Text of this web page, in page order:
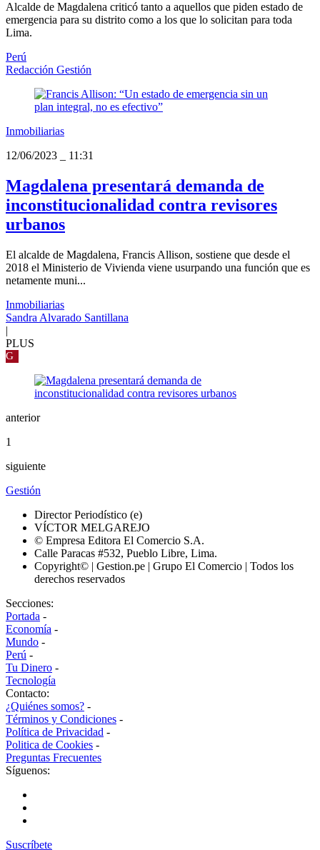
Alcalde de Magdalena criticó tanto a aquellos que piden estado de
emergencia para su distrito como a los que lo solicitan para toda
Lima.
Perú
Redacción Gestión
Inmobiliarias
12/06/2023
11:31
Magdalena presentará demanda de
inconstitucionalidad contra revisores
urbanos
El alcalde de Magdalena, Francis Allison, sostiene que desde el
2018 el Ministerio de Vivienda viene usurpando una función que es
netamente muni...
Inmobiliarias
Sandra Alvarado Santillana
|
PLUS
G
anterior
1
siguiente
Gestión
Director Periodístico (e)
VÍCTOR MELGAREJO
© Empresa Editora El Comercio S.A.
Calle Paracas #532, Pueblo Libre, Lima.
Copyright© | Gestion.pe | Grupo El Comercio | Todos los
derechos reservados
Secciones:
Portada -
Economía -
Mundo -
Perú -
Tu Dinero -
Tecnología
Contacto:
¿Quiénes somos? -
Términos y Condiciones -
Política de Privacidad -
Politica de Cookies -
Preguntas Frecuentes
Síguenos:
Suscríbete